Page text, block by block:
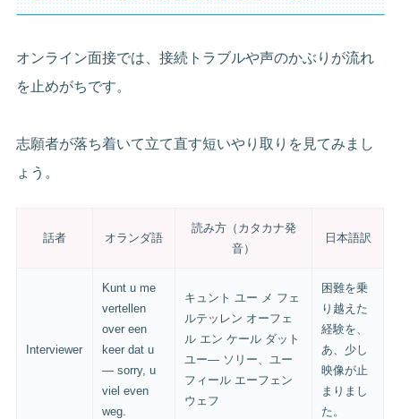
オンライン面接では、接続トラブルや声のかぶりが流れ
を止めがちです。
志願者が落ち着いて立て直す短いやり取りを見てみまし
ょう。
話者 オランダ語
読み方（カタカナ発
音）
日本語訳
Interviewer
Kunt u me
vertellen
over een
keer dat u
— sorry, u
viel even
weg.
キュント ユー メ フェ
ルテッレン オーフェ
ル エン ケール ダット
ユー— ソリー、ユー
フィール エーフェン
ウェフ
困難を乗
り越えた
経験を、
あ、少し
映像が止
まりまし
た。